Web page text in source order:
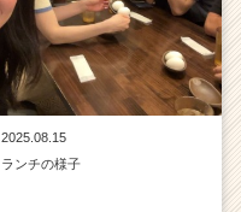
2025.08.15
ランチの様子